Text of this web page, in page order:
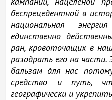
беспрецедентной в
национальная
единственно
ран, кровоточащих в
разодрать его на части.
бальзам для нас
средство и путь,
географически и